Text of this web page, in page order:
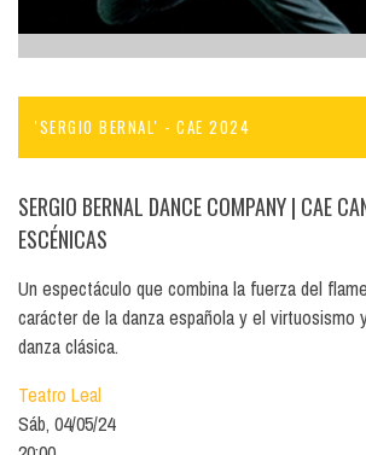
'SERGIO BERNAL' - CAE 2024
SERGIO BERNAL DANCE COMPANY| CAE
ESCÉNICAS
Un espectáculo que combina la fuerza del
carácter de la danza española y el virtuosismo
danza clásica.
Teatro Leal
Sáb, 04/05/24